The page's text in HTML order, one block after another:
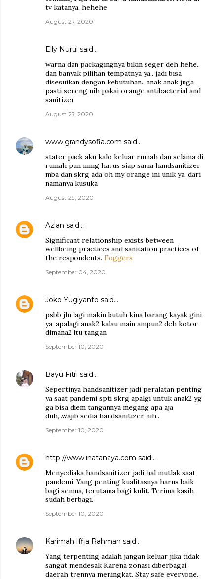
tv katanya, hehehe
August 27, 2020
Elly Nurul said…
warna dan packagingnya bikin seger deh hehe..
dan banyak pilihan tempatnya ya.. jadi bisa
disesuikan dengan kebutuhan.. anak anak juga
pasti seneng nih pakai orange antibacterial and
sanitizer
August 27, 2020
www.grandysofia.com said…
stater pack aku kalo keluar rumah dan selama di
rumah pun mmg harus siap sama handsanitizer
mba dan skrg ada oh my orange ini unik ya, dari
namanya kusuka
August 29, 2020
Azlan said…
Significant relationship exists between
wellbeing practices and sanitation practices of
the respondents. Foggers
September 04, 2020
Joko Yugiyanto said…
psbb jln lagi makin butuh kina barang kayak gini
ya, apalagi anak2 kalau main ampun2 deh kotor
dimana2 itu tangan
September 10, 2020
Bayu Fitri said…
Sepertinya handsanitizer jadi peralatan penting
ya saat pandemi spti skrg apalgi untuk anak2 yg
ga bisa diem tangannya megang apa aja
duh,..wajib sedia handsanitizer nih..
September 10, 2020
http://www.inatanaya.com said…
Menyediaka handsanitizer jadi hal mutlak saat
pandemi. Yang penting kualitasnya harus baik
bagi semua, terutama bagi kulit. Terima kasih
sudah berbagi.
September 10, 2020
Karimah Iffia Rahman said…
Yang terpenting adalah jangan keluar jika tidak
sangat mendesak Karena zonasi diberbagai
daerah trennya meningkat. Stay safe everyone.